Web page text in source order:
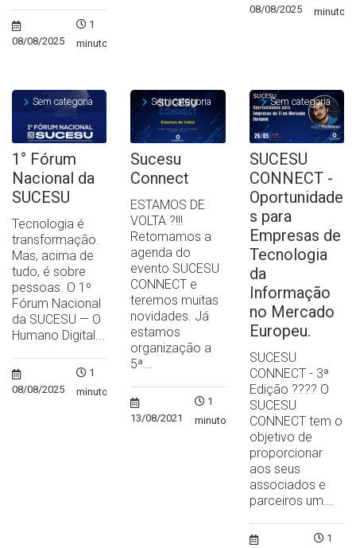
08/08/2025
1
minuto
08/08/2025
minuto
Sem categoria
1° Fórum
Nacional da
SUCESU
Tecnologia é
transformação.
Mas, acima de
tudo, é sobre
pessoas. O 1º
Fórum Nacional
da SUCESU — O
Humano Digital...
08/08/2025
1
minuto
Sem categoria
Sucesu
Connect
ESTAMOS DE
VOLTA ?!!!
Retomamos a
agenda do
evento SUCESU
CONNECT e
teremos muitas
novidades. Já
estamos
organização a
5ª...
13/08/2021
1
minuto
Sem categoria
SUCESU
CONNECT -
Oportunidade
s para
Empresas de
Tecnologia
da
Informação
no Mercado
Europeu.
SUCESU
CONNECT - 3ª
Edição ?‍??‍? O
SUCESU
CONNECT tem o
objetivo de
proporcionar
aos seus
associados e
parceiros um...
1